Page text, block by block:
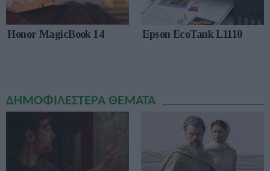
Honor MagicBook 14 Epson EcoTank L1110
ΔΗΜΟΦΙΛΕΣΤΕΡΑ ΘΕΜΑΤΑ